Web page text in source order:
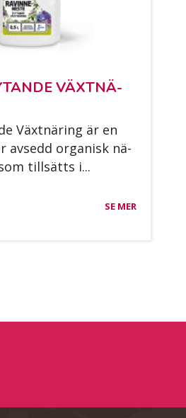
VÄXT­NÄ­
Växt­nä­ring är en
av­sedd or­ga­nisk nä­
till­sätts i...
SE MER